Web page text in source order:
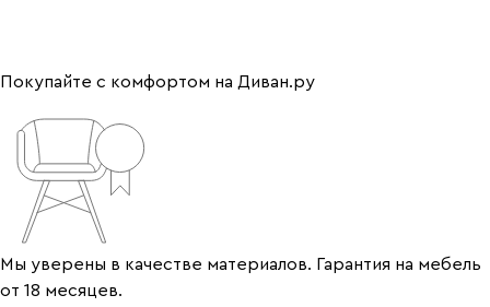
Покупайте с комфортом на Диван.ру
Мы уверены в качестве материалов. Гарантия на мебель
от 18 месяцев.